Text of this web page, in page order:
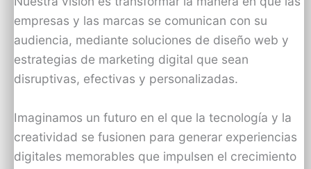
empresas y las marcas se comunican con su
audiencia, mediante soluciones de diseño web y
estrategias de marketing digital que sean
disruptivas, efectivas y personalizadas.
Imaginamos un futuro en el que la tecnología y la
creatividad se fusionen para generar experiencias
digitales memorables que impulsen el crecimiento